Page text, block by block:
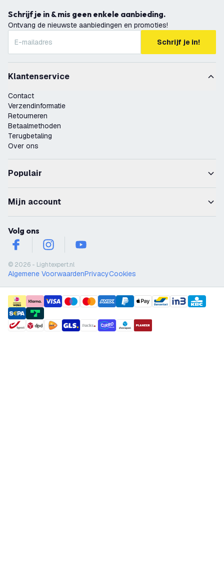
Schrijf je in & mis geen enkele aanbieding.
Ontvang de nieuwste aanbiedingen en promoties!
Schrijf je in!
Klantenservice
Contact
Verzendinformatie
Retourneren
Betaalmethoden
Terugbetaling
Over ons
Populair
Mijn account
Volg ons
facebookinstagramyoutube
© 2026 - Lightexpert.nl
Algemene VoorwaardenPrivacyCookies
payment methods
shipment methods